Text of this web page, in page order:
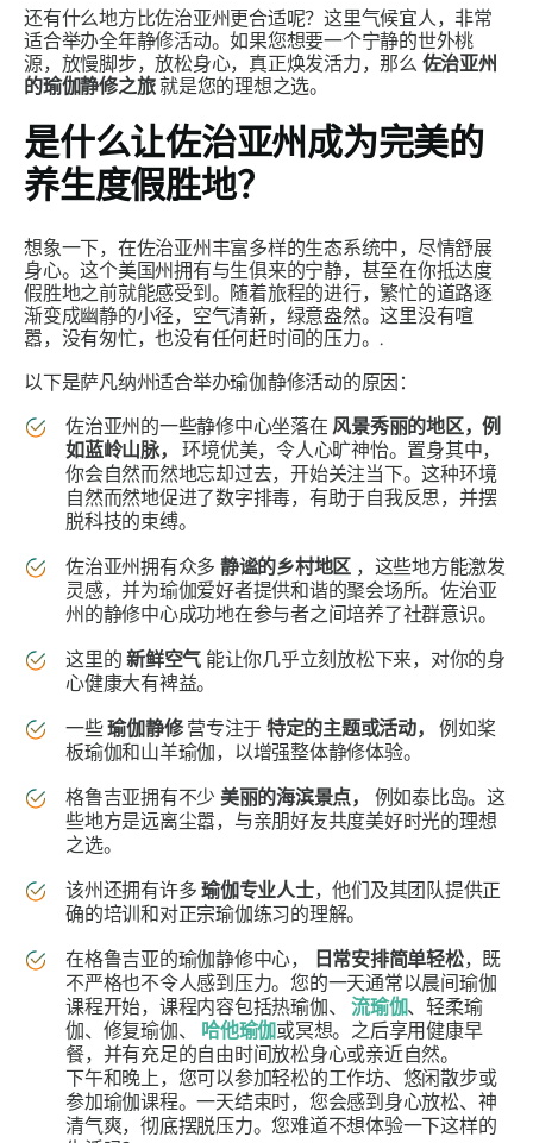
还有什么地方比佐治亚州更合适呢？这里气候宜人，非常
适合举办全年静修活动。如果您想要一个宁静的世外桃
源，放慢脚步，放松身心，真正焕发活力，那么 佐治亚州
的瑜伽静修之旅就是您的理想之选。
是什么让佐治亚州成为完美的
养生度假胜地？
想象一下，在佐治亚州丰富多样的生态系统中，尽情舒展
身心。这个美国州拥有与生俱来的宁静，甚至在你抵达度
假胜地之前就能感受到。随着旅程的进行，繁忙的道路逐
渐变成幽静的小径，空气清新，绿意盎然。这里没有喧
嚣，没有匆忙，也没有任何赶时间的压力。.
以下是萨凡纳州适合举办瑜伽静修活动的原因：
佐治亚州的一些静修中心坐落在 风景秀丽的地区，例
如蓝岭山脉，环境优美，令人心旷神怡。置身其中，
你会自然而然地忘却过去，开始关注当下。这种环境
自然而然地促进了数字排毒，有助于自我反思，并摆
脱科技的束缚。
佐治亚州拥有众多 静谧的乡村地区 ，这些地方能激发
灵感，并为瑜伽爱好者提供和谐的聚会场所。佐治亚
州的静修中心成功地在参与者之间培养了社群意识。
这里的新鲜空气 能让你几乎立刻放松下来，对你的身
心健康大有裨益。
一些瑜伽静修营专注于 特定的主题或活动，
例如桨
板瑜伽和山羊瑜伽，以增强整体静修体验。
格鲁吉亚拥有不少 美丽的海滨景点，
例如泰比岛。这
些地方是远离尘嚣，与亲朋好友共度美好时光的理想
之选。
该州还拥有许多瑜伽专业人士，他们及其团队提供正
确的培训和对正宗瑜伽练习的理解。
在格鲁吉亚的瑜伽静修中心，
日常安排简单轻松，既
不严格也不令人感到压力。您的一天通常以晨间瑜伽
课程开始，课程内容包括热瑜伽、流瑜伽、轻柔瑜
伽、修复瑜伽、 哈他瑜伽或冥想。之后享用健康早
餐，并有充足的自由时间放松身心或亲近自然。
下午和晚上，您可以参加轻松的工作坊、悠闲散步或
参加瑜伽课程。一天结束时，您会感到身心放松、神
清气爽，彻底摆脱压力。您难道不想体验一下这样的